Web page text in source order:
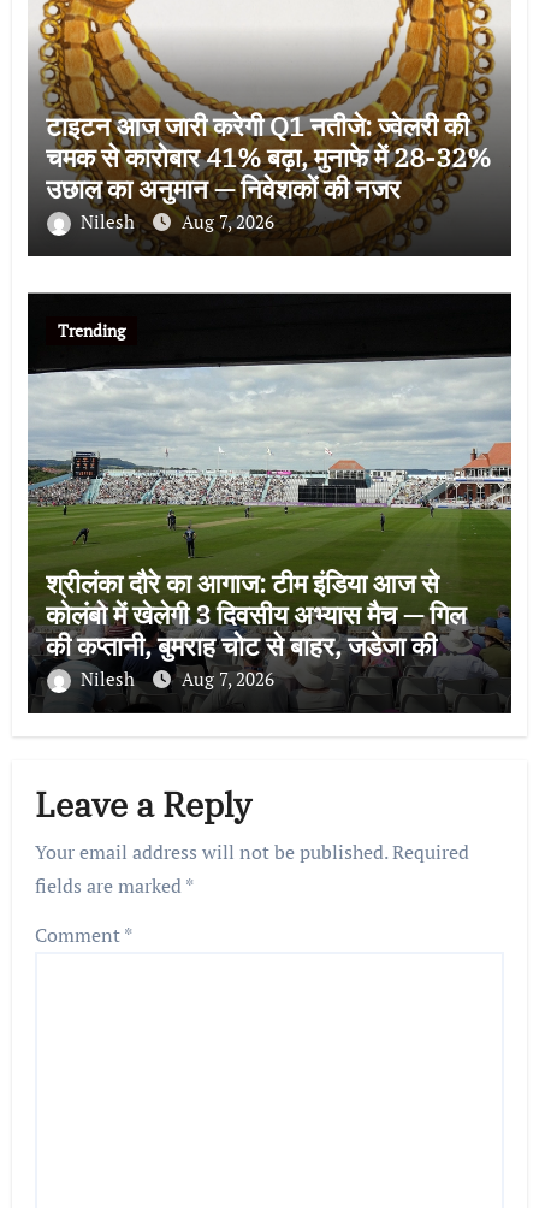
टाइटन आज जारी करेगी Q1 नतीजे: ज्वेलरी की
चमक से कारोबार 41% बढ़ा, मुनाफे में 28-32%
उछाल का अनुमान — निवेशकों की नजर
Nilesh Aug 7, 2026
Trending
श्रीलंका दौरे का आगाज: टीम इंडिया आज से
कोलंबो में खेलेगी 3 दिवसीय अभ्यास मैच — गिल
की कप्तानी, बुमराह चोट से बाहर, जडेजा की
वापसीNilesh Aug 7, 2026
Leave a Reply
Your email address will not be published.Required
fields are marked*
Comment*